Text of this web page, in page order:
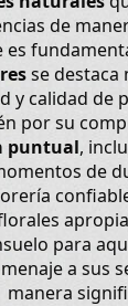
de
es
se destaca
y calidad de
por su
puntual,
de
para
a sus
manera